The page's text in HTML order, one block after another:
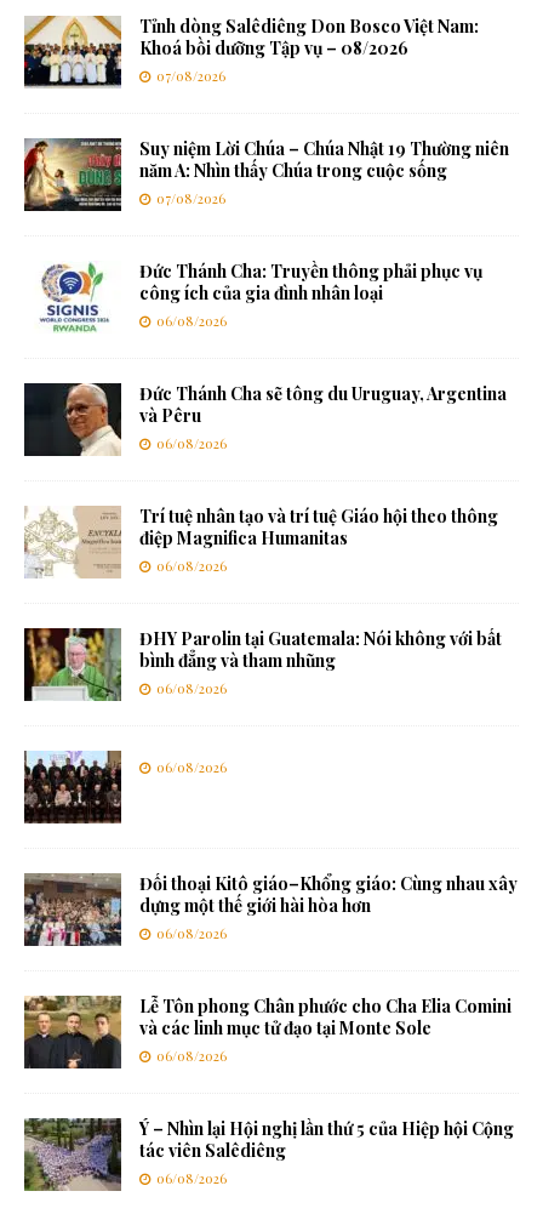
Tỉnh dòng Salêdiêng Don Bosco Việt Nam:
Khoá bồi dưỡng Tập vụ – 08/2026
07/08/2026
Suy niệm Lời Chúa – Chúa Nhật 19 Thường niên
năm A: Nhìn thấy Chúa trong cuộc sống
07/08/2026
Đức Thánh Cha: Truyền thông phải phục vụ
công ích của gia đình nhân loại
06/08/2026
Đức Thánh Cha sẽ tông du Uruguay, Argentina
và Pêru
06/08/2026
Trí tuệ nhân tạo và trí tuệ Giáo hội theo thông
điệp Magnifica Humanitas
06/08/2026
ĐHY Parolin tại Guatemala: Nói không với bất
bình đẳng và tham nhũng
06/08/2026
06/08/2026
Đối thoại Kitô giáo–Khổng giáo: Cùng nhau xây
dựng một thế giới hài hòa hơn
06/08/2026
Lễ Tôn phong Chân phước cho Cha Elia Comini
và các linh mục tử đạo tại Monte Sole
06/08/2026
Ý – Nhìn lại Hội nghị lần thứ 5 của Hiệp hội Cộng
tác viên Salêdiêng
06/08/2026